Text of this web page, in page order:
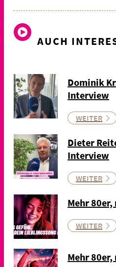
AUCH
Dominik
Interview
WEITER
Dieter
Interview
WEITER
Mehr
WEITER
Mehr